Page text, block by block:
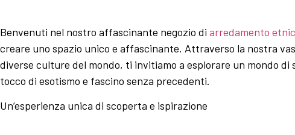
Benvenuti nel nostro affascinante negozio di arredamento
creare uno spazio unico e affascinante. Attraverso la nostra
diverse culture del mondo, ti invitiamo a esplorare un mondo
tocco di esotismo e fascino senza precedenti.
Un’esperienza unica di scoperta e ispirazione